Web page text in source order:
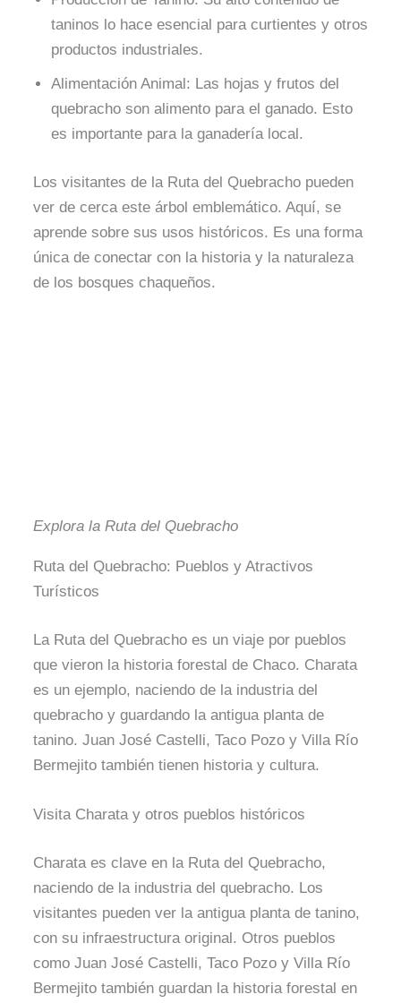
taninos lo hace esencial para curtientes y otros
productos industriales.
Alimentación Animal: Las hojas y frutos del
quebracho son alimento para el ganado. Esto
es importante para la ganadería local.
Los visitantes de la Ruta del Quebracho pueden
ver de cerca este árbol emblemático. Aquí, se
aprende sobre sus usos históricos. Es una forma
única de conectar con la historia y la naturaleza
de los bosques chaqueños.
Explora la Ruta del Quebracho
Ruta del Quebracho: Pueblos y Atractivos
Turísticos
La Ruta del Quebracho es un viaje por pueblos
que vieron la historia forestal de Chaco. Charata
es un ejemplo, naciendo de la industria del
quebracho y guardando la antigua planta de
tanino. Juan José Castelli, Taco Pozo y Villa Río
Bermejito también tienen historia y cultura.
Visita Charata y otros pueblos históricos
Charata es clave en la Ruta del Quebracho,
naciendo de la industria del quebracho. Los
visitantes pueden ver la antigua planta de tanino,
con su infraestructura original. Otros pueblos
como Juan José Castelli, Taco Pozo y Villa Río
Bermejito también guardan la historia forestal en